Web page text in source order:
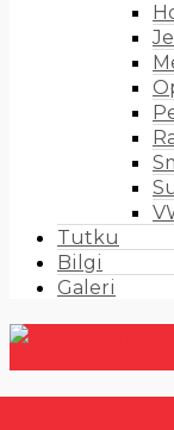
Tutku
Bilgi
Galeri